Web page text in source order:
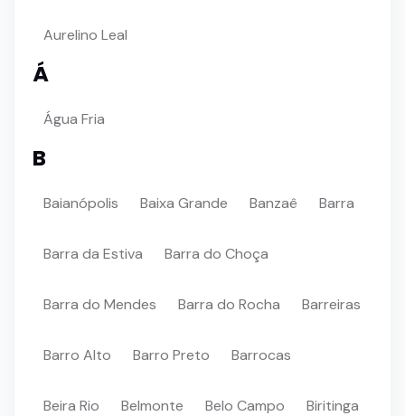
Aurelino Leal
Á
Água Fria
B
Baianópolis Baixa Grande Banzaê Barra
Barra da Estiva Barra do Choça
Barra do Mendes Barra do Rocha Barreiras
Barro Alto Barro Preto Barrocas
Beira Rio Belmonte Belo Campo Biritinga